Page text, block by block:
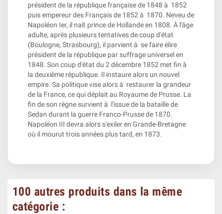
président de la république française de 1848 à 1852
puis empereur des Français de 1852 à 1870. Neveu de
Napoléon Ier, il naît prince de Hollande en 1808. À l'âge
adulte, après plusieurs tentatives de coup d'état
(Boulogne, Strasbourg), il parvient à se faire élire
président de la république par suffrage universel en
1848. Son coup d'état du 2 décembre 1852 met fin à
la deuxième république. Il instaure alors un nouvel
empire. Sa politique vise alors à restaurer la grandeur
de la France, ce qui déplait au Royaume de Prusse. La
fin de son règne survient à l'issue de la bataille de
Sedan durant la guerre Franco-Prusse de 1870.
Napoléon III devra alors s'exiler en Grande-Bretagne
où il mourut trois années plus tard, en 1873.
100 autres produits dans la même
catégorie :